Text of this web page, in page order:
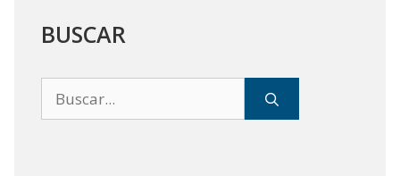
BUSCAR